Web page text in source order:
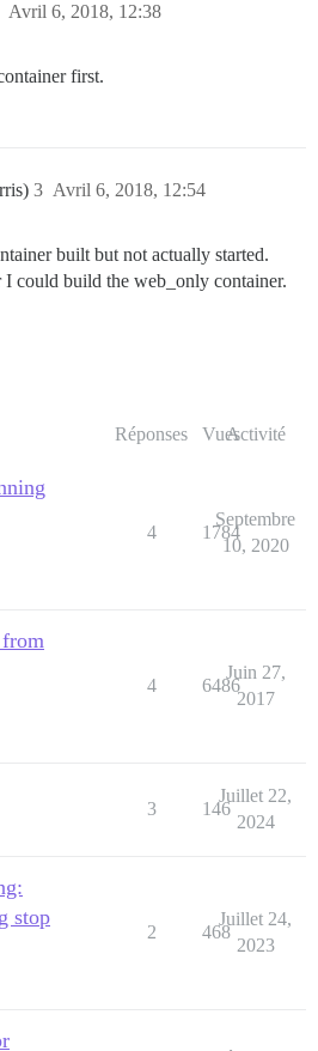
Avril 6, 2018, 12:38
first.
Avril 6, 2018, 12:54
3
built but not actually started.
I could build the web_only container.
Réponses VuesActivité
4 1784
Septembre
10, 2020
from
4 6486
Juin 27,
2017
3 146
Juillet 22,
2024
stop
2 468
Juillet 24,
2023